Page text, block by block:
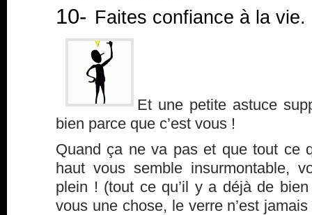
10- Faites confiance à la vie.
Et une petite astuce
bien parce que c’est vous !
Quand ça ne va pas et que tout ce
haut vous semble insurmontable,
plein ! (tout ce qu’il y a déjà de
vous une chose, le verre n’est